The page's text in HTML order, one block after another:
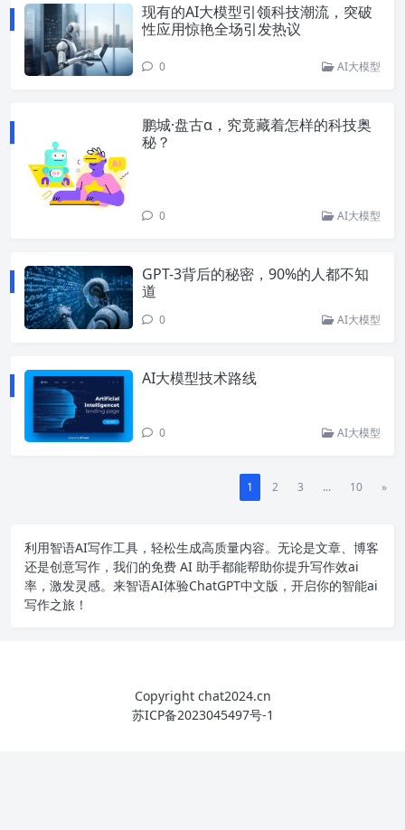
现有的AI大模型引领科技潮流，突破
性应用惊艳全场引发热议
0 AI大模型
鹏城·盘古α，究竟藏着怎样的科技奥
秘？
0 AI大模型
GPT-3背后的秘密，90%的人都不知
道
0 AI大模型
AI大模型技术路线
0 AI大模型
1 2 3 ... 10 »
利用智语AI写作工具，轻松生成高质量内容。无论是文章、博客
还是创意写作，我们的免费 AI 助手都能帮助你提升写作效ai
率，激发灵感。来智语AI体验ChatGPT中文版 ，开启你的智能ai
写作之旅！
Copyright chat2024.cn
苏ICP备2023045497号-1